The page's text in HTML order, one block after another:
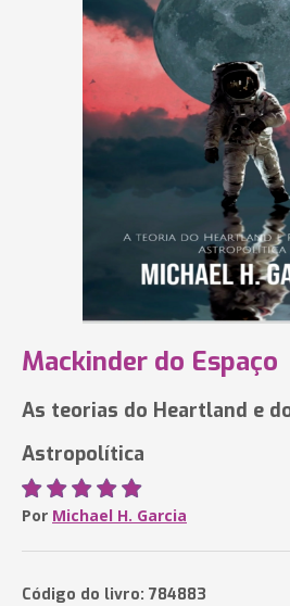
Mackinder do Espaço
As teorias do Heartland e
Astropolítica
Por Michael H. Garcia
Código do livro: 784883